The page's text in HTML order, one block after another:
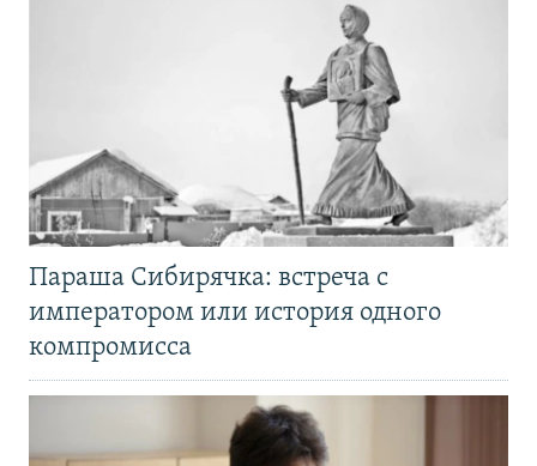
Параша Сибирячка: встреча с
императором или история одного
компромисса